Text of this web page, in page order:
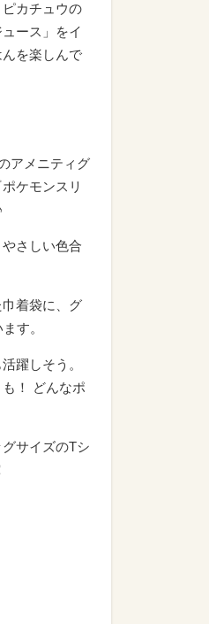
カチュウの
ース」をイ
を楽しんで
アメニティグ
ケモンスリ
さしい色合
着袋に、グ
す。
躍しそう。
！ どんなポ
サイズのTシ